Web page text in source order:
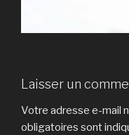
Laisser un
Votre adresse e-mail
obligatoires sont